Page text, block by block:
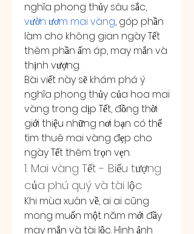
vườn ươm mai vàng, góp phần
làm cho không gian ngày Tết
thêm phần ấm áp, may mắn và
thịnh vượng.
Bài viết này sẽ khám phá ý
nghĩa phong thủy của hoa mai
vàng trong dịp Tết, đồng thời
giới thiệu những nơi bạn có thể
tìm thuê mai vàng đẹp cho
ngày Tết thêm trọn vẹn.
1. Mai vàng Tết - Biểu tượng
của phú quý và tài lộc
Khi mùa xuân về, ai ai cũng
mong muốn một năm mới đầy
may mắn và tài lộc. Hình ảnh